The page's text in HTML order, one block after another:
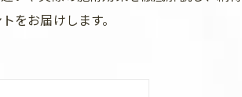
をお届けします。